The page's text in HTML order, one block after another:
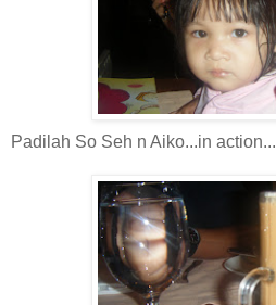
Padilah So Seh n Aiko...in action...